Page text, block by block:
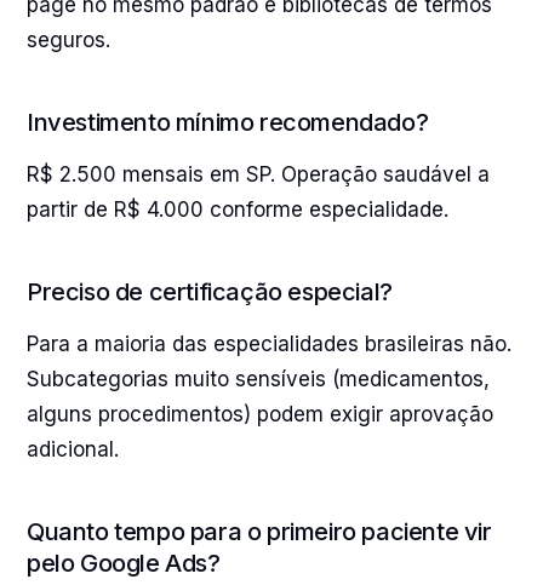
page no mesmo padrão e bibliotecas de termos
seguros.
Investimento mínimo recomendado?
R$ 2.500 mensais em SP. Operação saudável a
partir de R$ 4.000 conforme especialidade.
Preciso de certificação especial?
Para a maioria das especialidades brasileiras não.
Subcategorias muito sensíveis (medicamentos,
alguns procedimentos) podem exigir aprovação
adicional.
Quanto tempo para o primeiro paciente vir
pelo Google Ads?